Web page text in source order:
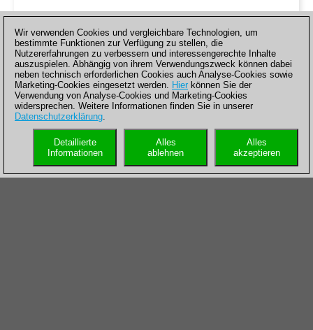
Wir verwenden Cookies und vergleichbare Technologien, um
bestimmte Funktionen zur Verfügung zu stellen, die
Nutzererfahrungen zu verbessern und interessengerechte Inhalte
auszuspielen. Abhängig von ihrem Verwendungszweck können dabei
neben technisch erforderlichen Cookies auch Analyse-Cookies sowie
Marketing-Cookies eingesetzt werden. Hier können Sie der
Verwendung von Analyse-Cookies und Marketing-Cookies
widersprechen. Weitere Informationen finden Sie in unserer
Datenschutzerklärung.
Alles
akzeptieren
Alles
ablehnen
Detaillierte
Informationen